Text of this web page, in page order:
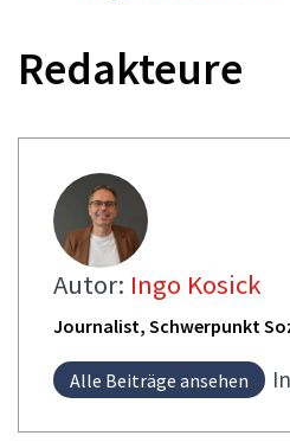
Redakteure
Autor: Ingo Kosick
Journalist, Schwerpunkt
Alle Beiträge ansehen